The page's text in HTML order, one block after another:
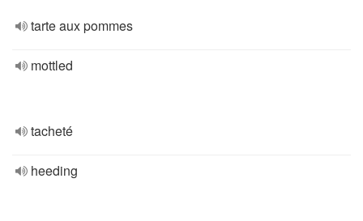
tarte aux pommes
mottled
tacheté
heeding